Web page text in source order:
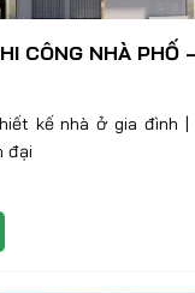
CÔNG NHÀ PHỐ
ở gia đình | Quy mô: 5 tầng |
đại